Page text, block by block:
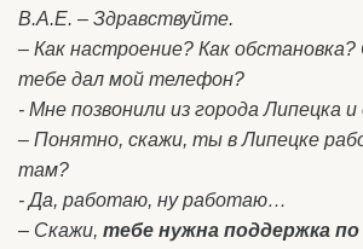
В.А.Е. – Здравствуйте.
– Как настроение? Как
тебе дал мой телефон?
- Мне позвонили из города Липецка
– Понятно, скажи, ты в Липецке
там?
- Да, работаю, ну работаю…
– Скажи, тебе нужна поддержка